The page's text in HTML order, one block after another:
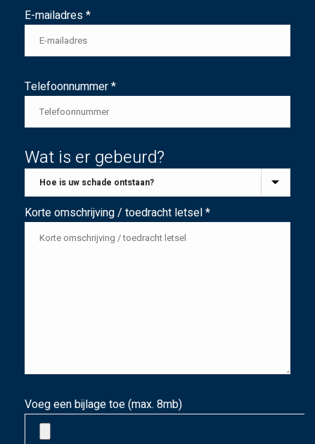
E-mailadres *
Telefoonnummer *
Wat is er gebeurd?
Korte omschrijving / toedracht letsel *
Voeg een bijlage toe (max. 8mb)